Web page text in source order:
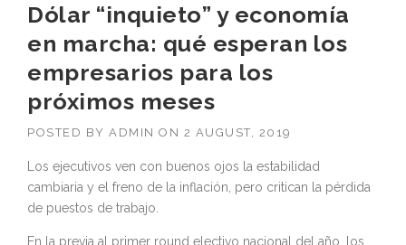
Dólar “inquieto” y economía
en marcha: qué esperan los
empresarios para los
próximos meses
POSTED BY ADMIN ON 2 AUGUST, 2019
Los ejecutivos ven con buenos ojos la estabilidad
cambiaria y el freno de la inflación, pero critican la pérdida
de puestos de trabajo.
En la previa al primer round electivo nacional del año, los